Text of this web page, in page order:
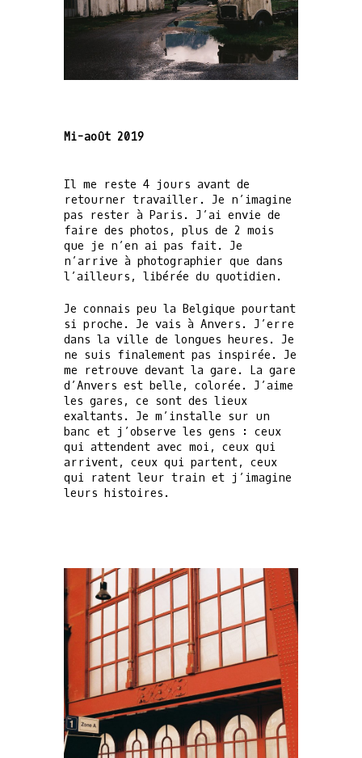
Mi-août 2019
Il me reste 4 jours avant de
retourner travailler. Je n’imagine
pas rester à Paris. J’ai envie de
faire des photos, plus de 2 mois
que je n’en ai pas fait. Je
n’arrive à photographier que dans
l’ailleurs, libérée du quotidien.
Je connais peu la Belgique pourtant
si proche. Je vais à Anvers. J’erre
dans la ville de longues heures. Je
ne suis finalement pas inspirée. Je
me retrouve devant la gare. La gare
d’Anvers est belle, colorée. J’aime
les gares, ce sont des lieux
exaltants. Je m’installe sur un
banc et j’observe les gens : ceux
qui attendent avec moi, ceux qui
arrivent, ceux qui partent, ceux
qui ratent leur train et j’imagine
leurs histoires.